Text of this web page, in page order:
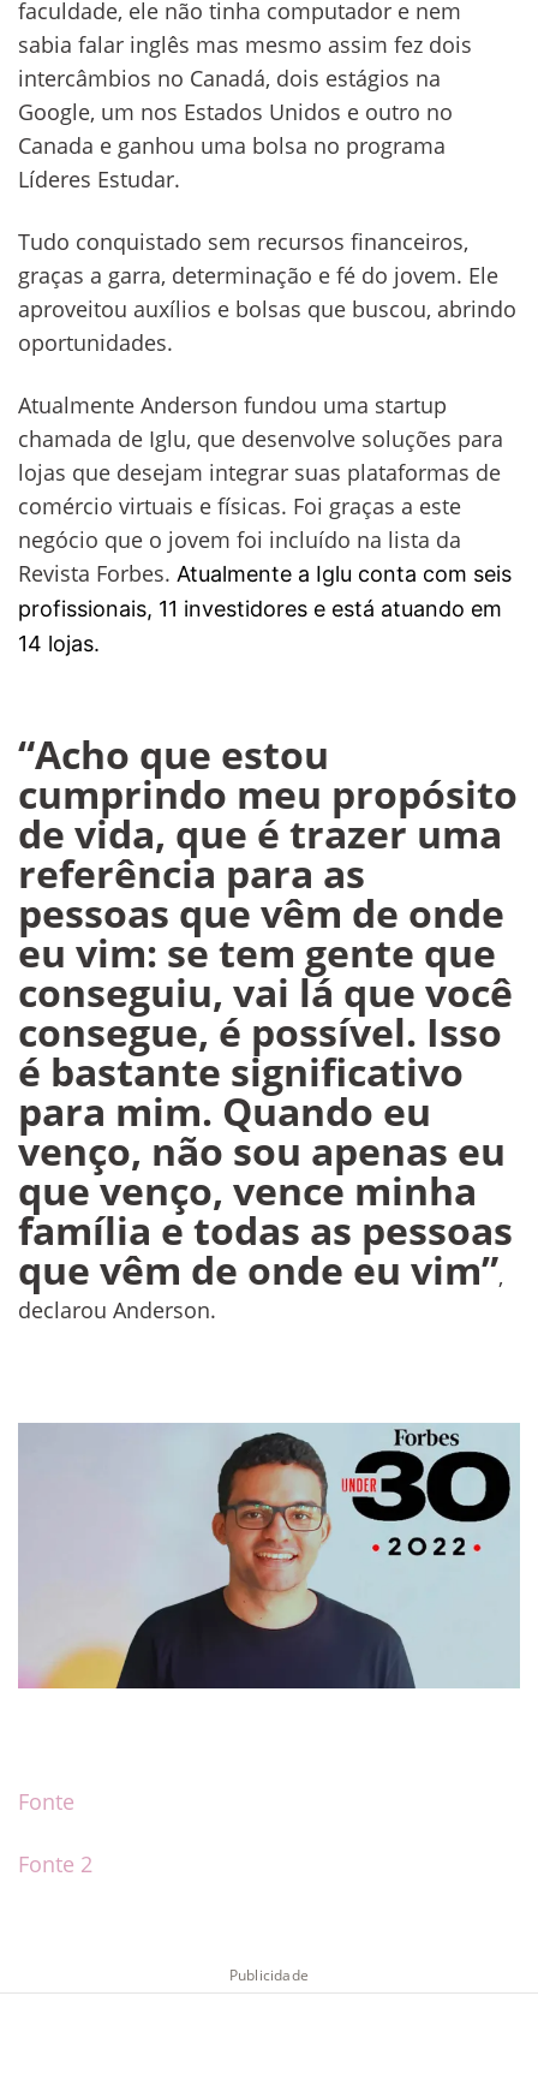
faculdade, ele não tinha computador e nem
sabia falar inglês mas mesmo assim fez dois
intercâmbios no Canadá, dois estágios na
Google, um nos Estados Unidos e outro no
Canada e ganhou uma bolsa no programa
Líderes Estudar.
Tudo conquistado sem recursos financeiros,
graças a garra, determinação e fé do jovem. Ele
aproveitou auxílios e bolsas que buscou, abrindo
oportunidades.
Atualmente Anderson fundou uma startup
chamada de Iglu, que desenvolve soluções para
lojas que desejam integrar suas plataformas de
comércio virtuais e físicas. Foi graças a este
negócio que o jovem foi incluído na lista da
Revista Forbes. Atualmente a Iglu conta com seis
profissionais, 11 investidores e está atuando em
14 lojas.
“Acho que estou
cumprindo meu propósito
de vida, que é trazer uma
referência para as
pessoas que vêm de onde
eu vim: se tem gente que
conseguiu, vai lá que você
consegue, é possível. Isso
é bastante significativo
para mim. Quando eu
venço, não sou apenas eu
que venço, vence minha
família e todas as pessoas
que vêm de onde eu vim”,
declarou Anderson.
Fonte
Fonte 2